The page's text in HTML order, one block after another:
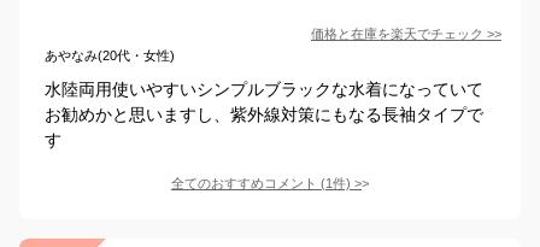
価格と在庫を楽天でチェック >>
あやなみ(20代・女性)
水陸両用使いやすいシンプルブラックな水着になっていて
お勧めかと思いますし、紫外線対策にもなる長袖タイプで
す
全てのおすすめコメント (1件) >